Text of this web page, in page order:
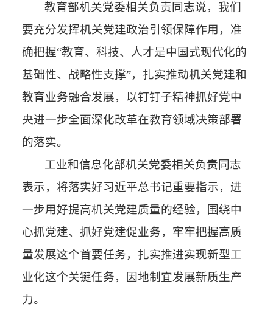
教育部机关党委相关负责同志说，我们
要充分发挥机关党建政治引领保障作用，准
确把握“教育、科技、人才是中国式现代化的
基础性、战略性支撑”，扎实推动机关党建和
教育业务融合发展，以钉钉子精神抓好党中
央进一步全面深化改革在教育领域决策部署
的落实。
工业和信息化部机关党委相关负责同志
表示，将落实好习近平总书记重要指示，进
一步用好提高机关党建质量的经验，围绕中
心抓党建、抓好党建促业务，牢牢把握高质
量发展这个首要任务，扎实推进实现新型工
业化这个关键任务，因地制宜发展新质生产
力。